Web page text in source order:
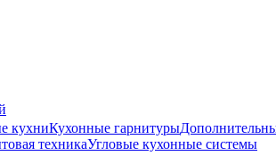
кухниКухонные гарнитуры
техникаУгловые кухонные системы